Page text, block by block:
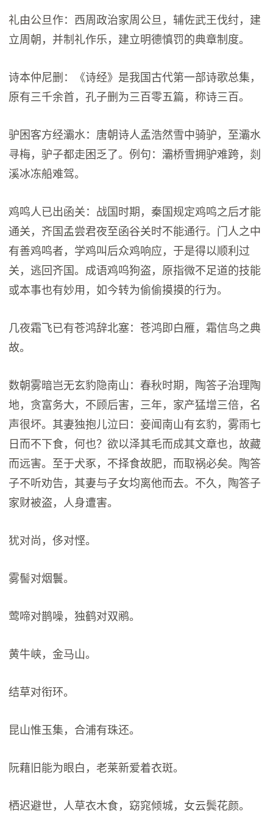
礼由公旦作：西周政治家周公旦，辅佐武王伐纣，建
立周朝，并制礼作乐，建立明德慎罚的典章制度。
诗本仲尼删：《诗经》是我国古代第一部诗歌总集，
原有三千余首，孔子删为三百零五篇，称诗三百。
驴困客方经灞水：唐朝诗人孟浩然雪中骑驴，至灞水
寻梅，驴子都走困乏了。例句：灞桥雪拥驴难跨，剡
溪冰冻船难驾。
鸡鸣人已出函关：战国时期，秦国规定鸡鸣之后才能
通关，齐国孟尝君夜至函谷关时不能通行。门人之中
有善鸡鸣者，学鸡叫后众鸡响应，于是得以顺利过
关，逃回齐国。成语鸡呜狗盗，原指微不足道的技能
或本事也有妙用，如今转为偷偷摸摸的行为。
几夜霜飞已有苍鸿辞北塞：苍鸿即白雁，霜信鸟之典
故。
数朝雾暗岂无玄豹隐南山：春秋时期，陶答子治理陶
地，贪富务大，不顾后害，三年，家产猛增三倍，名
声很坏。其妻独抱儿泣曰：妾闻南山有玄豹，雾雨七
日而不下食，何也？欲以泽其毛而成其文章也，故藏
而远害。至于犬豖，不择食故肥，而取祸必矣。陶答
子不听劝告，其妻与子女均离他而去。不久，陶答子
家财被盗，人身遭害。
犹对尚，侈对悭。
雾髻对烟鬟。
莺啼对鹊噪，独鹤对双鹇。
黄牛峡，金马山。
结草对衔环。
昆山惟玉集，合浦有珠还。
阮藉旧能为眼白，老莱新爱着衣斑。
栖迟避世，人草衣木食，窈窕倾城，女云鬓花颜。